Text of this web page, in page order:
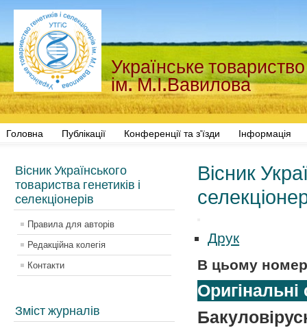
Українське товариство
ім. М.І.Вавилова
Головна Публікації Конференції та з'їзди Інформація
Вісник Українського
товариства генетиків і
селекціонерів
Правила для авторів
Редакційна колегія
Контакти
Зміст журналів
Вісник
Друк
В цьому
Оригінальні